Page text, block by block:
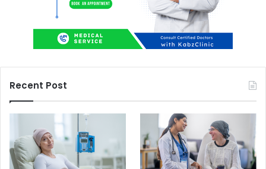
Recent Post